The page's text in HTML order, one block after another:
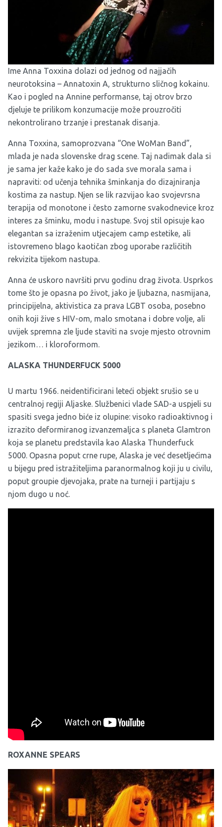
Ime Anna Toxxina dolazi od jednog od najjačih
neurotoksina – Annatoxin A, strukturno sličnog kokainu.
Kao i pogled na Annine performanse, taj otrov brzo
djeluje te prilikom konzumacije može prouzročiti
nekontrolirano trzanje i prestanak disanja.
Anna Toxxina, samoprozvana “One WoMan Band”,
mlada je nada slovenske drag scene. Taj nadimak dala si
je sama jer kaže kako je do sada sve morala sama i
napraviti: od učenja tehnika šminkanja do dizajniranja
kostima za nastup. Njen se lik razvijao kao svojevrsna
terapija od monotone i često zamorne svakodnevice kroz
interes za šminku, modu i nastupe. Svoj stil opisuje kao
elegantan sa izraženim utjecajem camp estetike, ali
istovremeno blago kaotičan zbog uporabe različitih
rekvizita tijekom nastupa.
Anna će uskoro navršiti prvu godinu drag života. Usprkos
tome što je opasna po život, jako je ljubazna, nasmijana,
principijelna, aktivistica za prava LGBT osoba, posebno
onih koji žive s HIV-om, malo smotana i dobre volje, ali
uvijek spremna zle ljude staviti na svoje mjesto otrovnim
jezikom… i kloroformom.
ALASKA THUNDERFUCK 5000
U martu 1966. neidentificirani leteći objekt srušio se u
centralnoj regiji Aljaske. Službenici vlade SAD-a uspjeli su
spasiti svega jedno biće iz olupine: visoko radioaktivnog i
izrazito deformiranog izvanzemaljca s planeta Glamtron
koja se planetu predstavila kao Alaska Thunderfuck
5000. Opasna poput crne rupe, Alaska je već desetljećima
u bijegu pred istražiteljima paranormalnog koji ju u civilu,
poput groupie djevojaka, prate na turneji i partijaju s
njom dugo u noć.
je možda najpoznatija kao natjecateljica i finalistica pete
sezone reality showa
ROXANNE SPEARS